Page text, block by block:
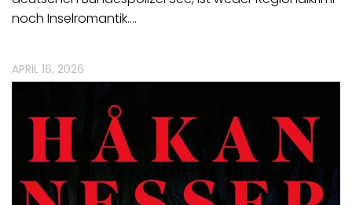
noch Inselromantik.…
APRIL 16, 2026